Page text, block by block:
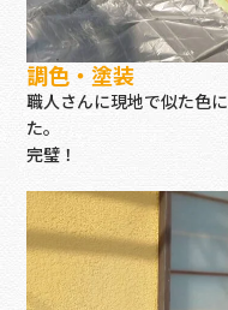
調色・塗装
職人さんに現地で似た色
た。
完璧！